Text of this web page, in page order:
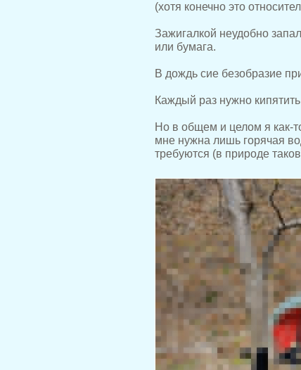
(хотя конечно это
Зажигалкой неудобно
или бумага.
В дождь сие безобразие
Каждый раз нужно
Но в общем и целом я как-
мне нужна лишь горячая
требуются (в природе